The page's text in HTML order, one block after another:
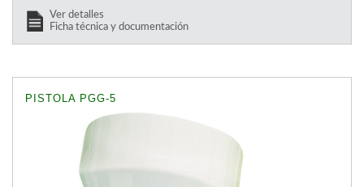
Ver detalles
Ficha técnica y documentación
PISTOLA PGG-5